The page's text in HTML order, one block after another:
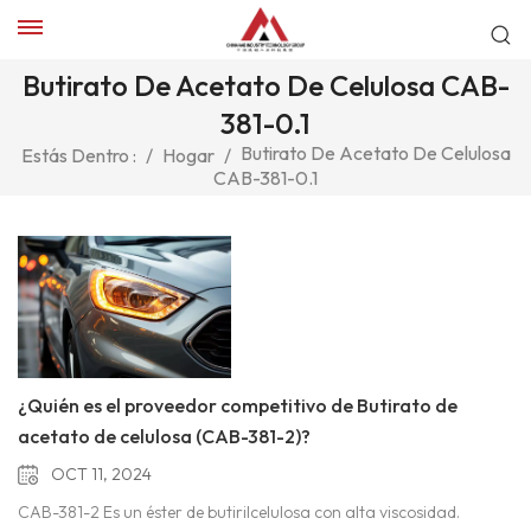
Butirato De Acetato De Celulosa CAB-
381-0.1
Estás Dentro : / Hogar / Butirato De Acetato De Celulosa
CAB-381-0.1
¿Quién es el proveedor competitivo de Butirato de
acetato de celulosa (CAB-381-2)?
OCT 11, 2024
CAB-381-2 Es un éster de butirilcelulosa con alta viscosidad.